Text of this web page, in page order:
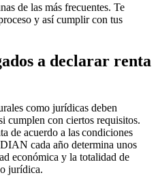
de las más frecuentes. Te
y así cumplir con tus
a declarar renta
como jurídicas deben
cumplen con ciertos requisitos.
de acuerdo a las condiciones
cada año determina unos
económica y la totalidad de
jurídica.